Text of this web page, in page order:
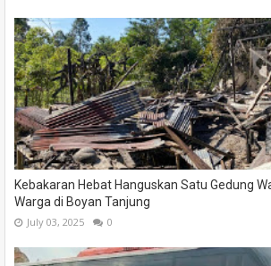
Kebakaran Hebat Hanguskan Satu Gedung
Warga di Boyan Tanjung
July 03, 2025 0